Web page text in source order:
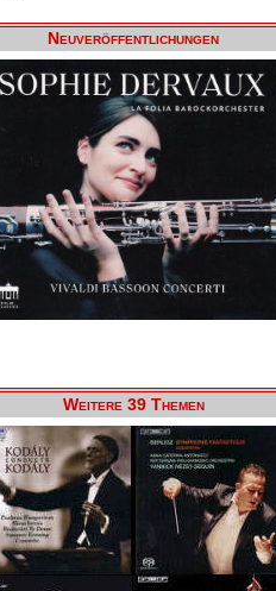
Neuveröffentlichungen
Weitere 39 Themen